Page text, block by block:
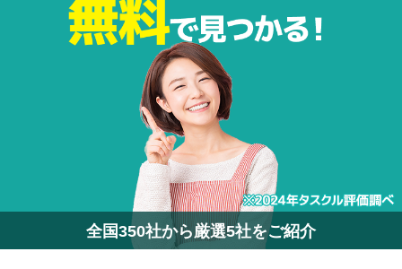
全国350社から厳選5社をご紹介